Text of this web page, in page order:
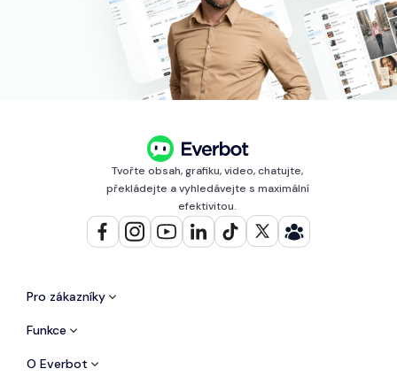
Tvořte obsah, grafiku, video, chatujte,
překládejte a vyhledávejte s maximální
efektivitou.
Pro zákazníky
Funkce
O Everbot